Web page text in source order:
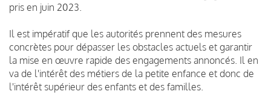
pris en juin 2023.
Il est impératif que les autorités prennent des mesures
concrètes pour dépasser les obstacles actuels et garantir
la mise en œuvre rapide des engagements annoncés. Il en
va de l'intérêt des métiers de la petite enfance et donc de
l'intérêt supérieur des enfants et des familles.